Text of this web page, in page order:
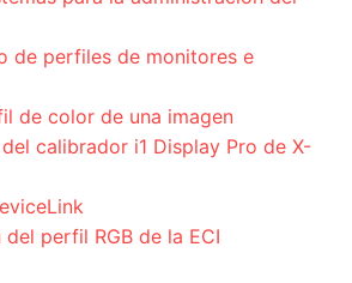
de perfiles de monitores e
de color de una imagen
calibrador i1 Display Pro de X-
perfil RGB de la ECI